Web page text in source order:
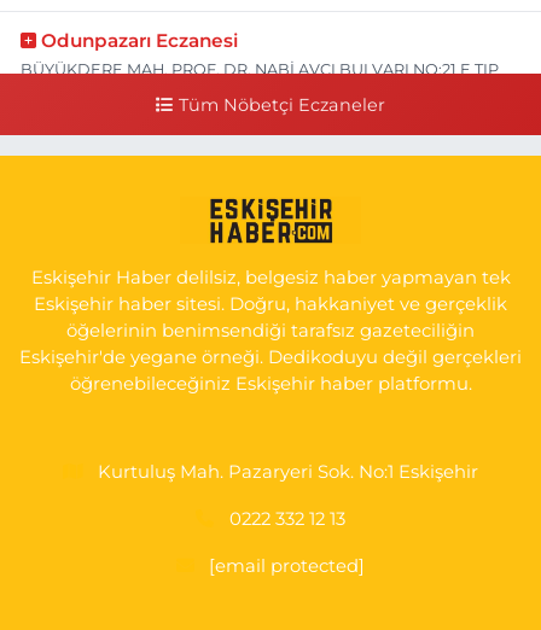
Odunpazarı Eczanesi
BÜYÜKDERE MAH. PROF. DR. NABİ AVCI BULVARI NO:21 E TIP
YENİDOĞAN MH.ŞEHİT SERKAN ÖZAYDIN CD.8 B ESKİ DEVLET
0 (222) 237 75 17 Yol Tarifi Al
Tüm Nöbetçi Eczaneler
Eskişehir Haber delilsiz, belgesiz haber yapmayan tek
Eskişehir haber sitesi. Doğru, hakkaniyet ve gerçeklik
öğelerinin benimsendiği tarafsız gazeteciliğin
Eskişehir'de yegane örneği. Dedikoduyu değil gerçekleri
öğrenebileceğiniz Eskişehir haber platformu.
Kurtuluş Mah. Pazaryeri Sok. No:1 Eskişehir
0222 332 12 13
[email protected]